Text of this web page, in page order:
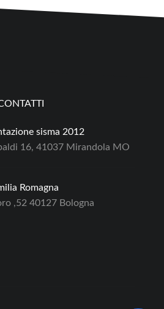
sisma 2012
16, 41037 Mirandola MO
Romagna
,52 40127 Bologna